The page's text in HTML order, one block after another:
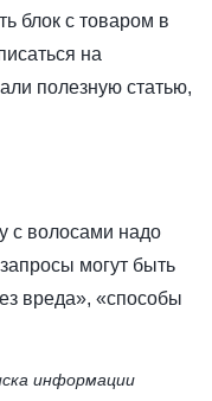
блок с товаром в
на
полезную статью,
с волосами надо
могут быть
вреда», «способы
информации